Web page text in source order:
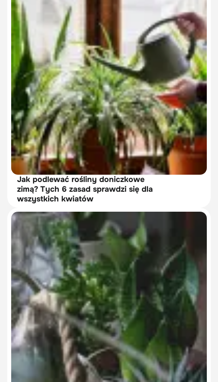
Jak podlewać rośliny doniczkowe
zimą? Tych 6 zasad sprawdzi się dla
wszystkich kwiatów